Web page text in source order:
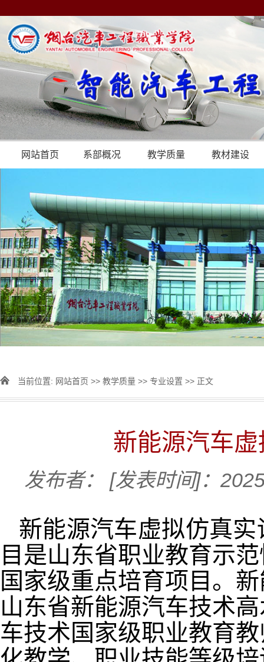
网站首页 系部概况 教学质量 教材建设
当前位置: 网站首页 >> 教学质量 >> 专业设置 >> 正文
新能源汽车
发布者： [发表时间]：
新能源汽车虚拟仿真
目是山东省职业教育示
国家级重点培育项目。
山东省新能源汽车技术
车技术国家级职业教育